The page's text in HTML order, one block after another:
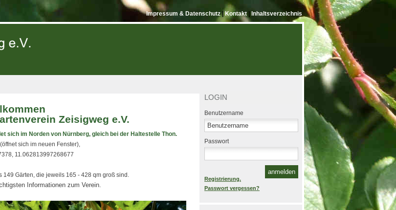
Impressum & Datenschutz | Kontakt Inhaltsverzeichnis
Zeisigweg e.V.
sich im Norden von Nürnberg, gleich bei der Haltestelle Thon.
(öffnet sich im neuen Fenster),
11.062813997268677
149 Gärten, die jeweils 165 - 428 qm groß sind.
Informationen zum Verein.
LOGIN
Benutzername
Passwort
Registrierung.
Passwort vergessen?